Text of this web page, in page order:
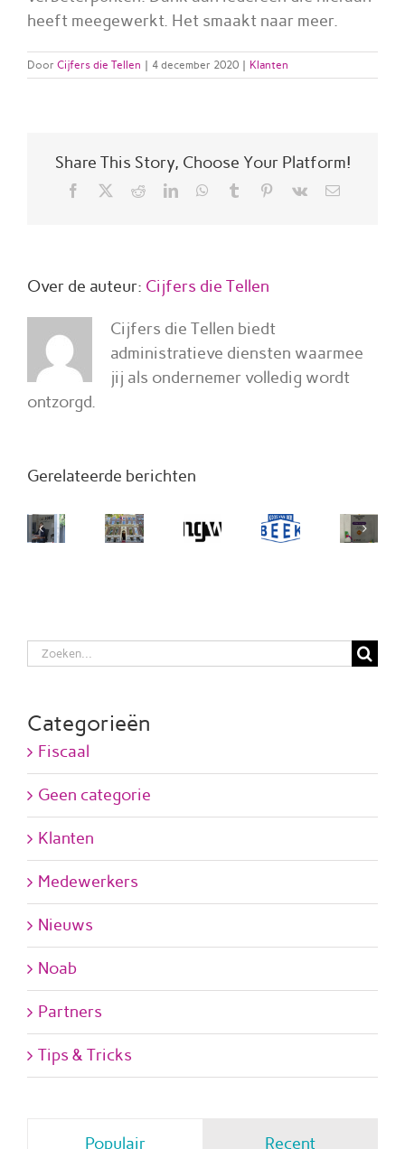
heeft meegewerkt. Het smaakt naar meer.
Door Cijfers die Tellen 4 december 2020 Klanten
Share This Story, Choose Your Platform!
Facebook RedditLinkedInWhatsApp
Tumblr Pinterest
Vk
E-
Over de auteur: Cijfers die Tellen
Cijfers die Tellen biedt
administratieve diensten waarmee
jij als ondernemer volledig wordt
ontzorgd.
Gerelateerde berichten
Zoeken
Categorieën
Fiscaal
Geen categorie
Klanten
Medewerkers
Nieuws
Noab
Partners
Tips & Tricks
Populair Recent